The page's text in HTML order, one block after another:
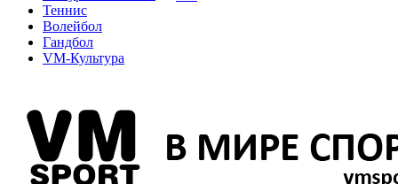
Теннис
Волейбол
Гандбол
VM-Культура